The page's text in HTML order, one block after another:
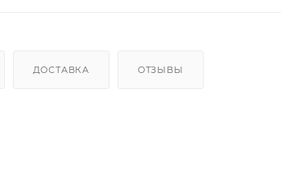
ДОСТАВКА ОТЗЫВЫ